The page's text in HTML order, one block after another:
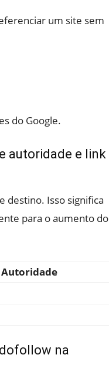
um site sem
do Google.
autoridade e link
destino. Isso significa
para o aumento do
Autoridade
na